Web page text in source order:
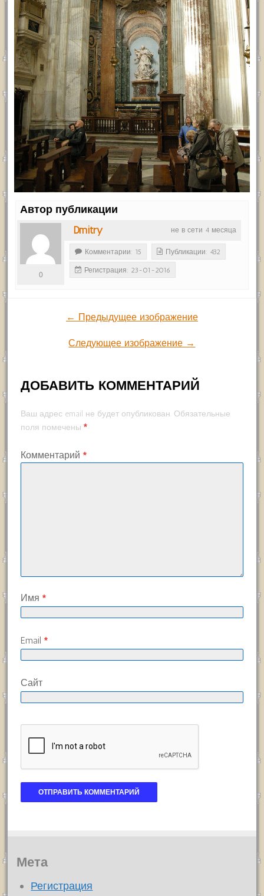
Автор публикации
не в сети 4 месяца
Dmitry
0
Комментарии: 15 Публикации: 432
Регистрация: 23-01-2016
← Предыдущее изображение
Следующее изображение →
ДОБАВИТЬ КОММЕНТАРИЙ
Ваш адрес email не будет опубликован. Обязательные
поля помечены *
Комментарий *
Имя *
Email *
Сайт
Мета
Регистрация